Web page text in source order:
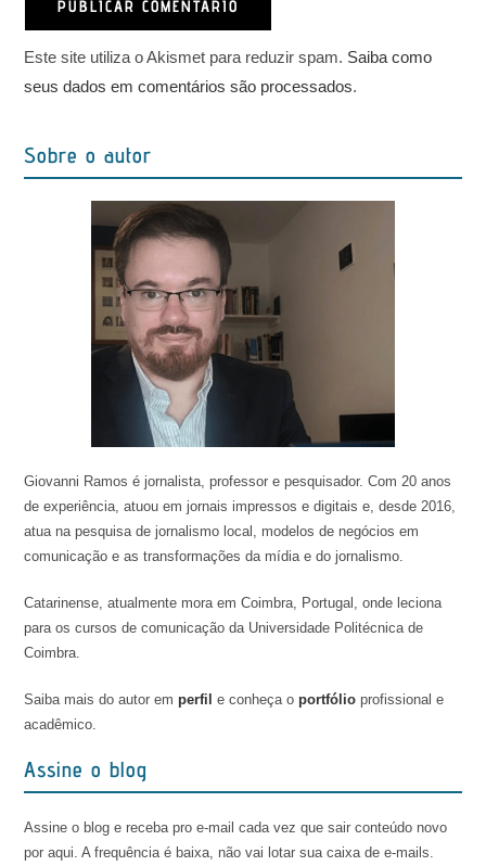
Este site utiliza o Akismet para reduzir spam. Saiba como
seus dados em comentários são processados.
Sobre o autor
Giovanni Ramos é jornalista, professor e pesquisador. Com 20 anos
de experiência, atuou em jornais impressos e digitais e, desde 2016,
atua na pesquisa de jornalismo local, modelos de negócios em
comunicação e as transformações da mídia e do jornalismo.
Catarinense, atualmente mora em Coimbra, Portugal, onde leciona
para os cursos de comunicação da Universidade Politécnica de
Coimbra.
Saiba mais do autor emperfil e conheça oportfólio profissional e
acadêmico.
Assine o blog
Assine o blog e receba pro e-mail cada vez que sair conteúdo novo
por aqui. A frequência é baixa, não vai lotar sua caixa de e-mails.